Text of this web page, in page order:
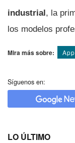
industrial, la
los modelos
Mira más sobre:
Síguenos en:
LO ÚLTIMO